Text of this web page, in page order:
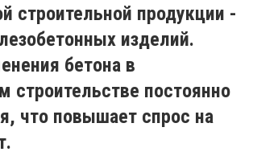
строительной продукции -
изделий.
бетона в
строительстве постоянно
что повышает спрос на